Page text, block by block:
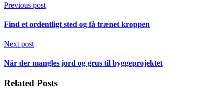
Previous post
Find et ordentligt sted og få trænet kroppen
Next post
Når der mangles jord og grus til byggeprojektet
Related Posts